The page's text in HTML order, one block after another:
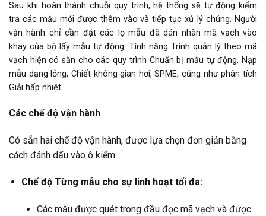
Sau khi hoàn thành chuỗi quy trình, hệ thống sẽ tự động kiểm
tra các mẫu mới được thêm vào và tiếp tục xử lý chúng. Người
vận hành chỉ cần đặt các lọ mẫu đã dán nhãn mã vạch vào
khay của bộ lấy mẫu tự động. Tính năng Trình quản lý theo mã
vạch hiện có sẵn cho các quy trình Chuẩn bị mẫu tự động, Nạp
mẫu dạng lỏng, Chiết không gian hơi, SPME, cũng như phân tích
Giải hấp nhiệt.
Các chế độ vận hành
Có sẵn hai chế độ vận hành, được lựa chọn đơn giản bằng
cách đánh dấu vào ô kiểm:
Chế độ Từng mẫu cho sự linh hoạt tối đa:
Các mẫu được quét trong đầu đọc mã vạch và được